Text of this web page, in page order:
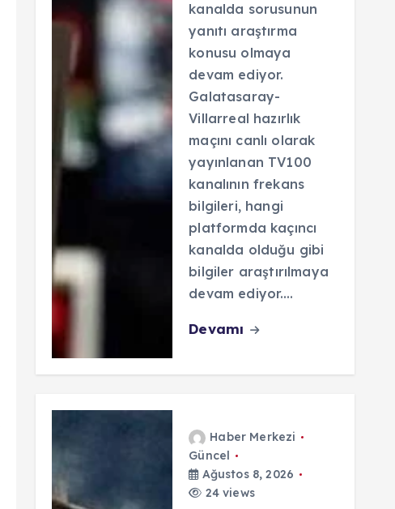
kanalda sorusunun
yanıtı araştırma
konusu olmaya
devam ediyor.
Galatasaray-
Villarreal hazırlık
maçını canlı olarak
yayınlanan TV100
kanalının frekans
bilgileri, hangi
platformda kaçıncı
kanalda olduğu gibi
bilgiler araştırılmaya
devam ediyor.…
Devamı
Haber Merkezi
Güncel
Ağustos 8, 2026
24 views